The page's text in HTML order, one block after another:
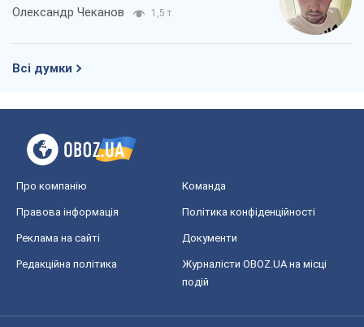
Олександр Чеканов 1,5 т.
Всі думки
Про компанію Команда
Правова інформація Політика конфіденційності
Реклама на сайті Документи
Редакційна політика
Журналісти OBOZ.UA на місці
подій